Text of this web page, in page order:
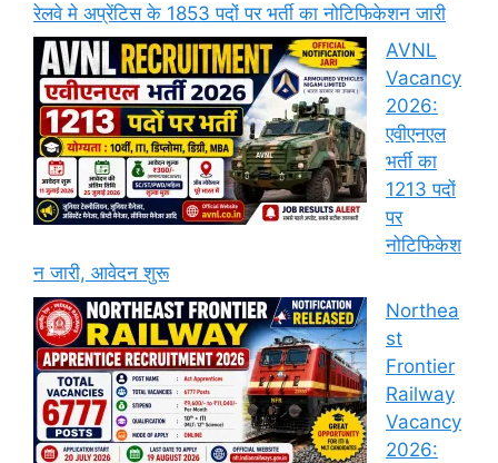
रेलवे मे अप्रेंटिस के 1853 पदों पर भर्ती का नोटिफिकेशन जारी
AVNL
Vacancy
2026:
एवीएनएल
भर्ती का
1213 पदों
पर
नोटिफिकेश
न जारी, आवेदन शुरू
Northea
st
Frontier
Railway
Vacancy
2026: